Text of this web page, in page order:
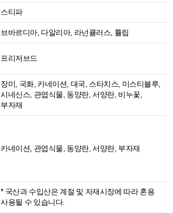
스티파
브바르디아, 다알리아, 라넌큘러스, 튤립
프리저브드
장미, 국화, 카네이션, 대국, 스타치스, 미스티블루,
시네신스, 관엽식물, 동양란, 서양란, 비누꽃,
부자재
카네이션, 관엽식물, 동양란, 서양란, 부자재
* 국산과 수입산은 계절 및 자재시장에 따라 혼용
사용될 수 있습니다.